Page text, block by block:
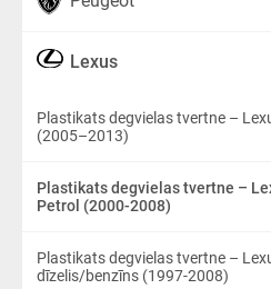
Lexus
Plastikats degvielas tvertne –
(2005–2013)
Plastikats degvielas tvertne –
Petrol (2000-2008)
Plastikats degvielas tvertne –
dīzelis/benzīns (1997-2008)